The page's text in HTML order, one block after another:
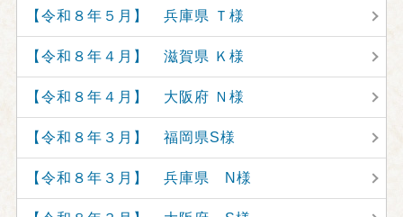
【令和８年５月】 兵庫県 Ｔ様
【令和８年４月】 滋賀県 Ｋ様
【令和８年４月】 大阪府 Ｎ様
【令和８年３月】 福岡県S様
【令和８年３月】 兵庫県 N様